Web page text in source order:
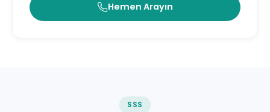
Hemen Arayın
SSS